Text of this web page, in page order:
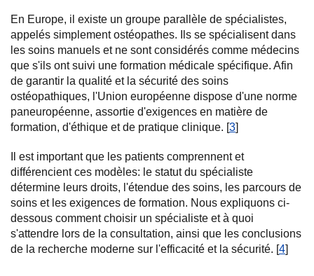
En Europe, il existe un groupe parallèle de spécialistes,
appelés simplement ostéopathes. Ils se spécialisent dans
les soins manuels et ne sont considérés comme médecins
que s'ils ont suivi une formation médicale spécifique. Afin
de garantir la qualité et la sécurité des soins
ostéopathiques, l'Union européenne dispose d'une norme
paneuropéenne, assortie d'exigences en matière de
formation, d'éthique et de pratique clinique. [3]
Il est important que les patients comprennent et
différencient ces modèles: le statut du spécialiste
détermine leurs droits, l'étendue des soins, les parcours de
soins et les exigences de formation. Nous expliquons ci-
dessous comment choisir un spécialiste et à quoi
s'attendre lors de la consultation, ainsi que les conclusions
de la recherche moderne sur l'efficacité et la sécurité. [4]